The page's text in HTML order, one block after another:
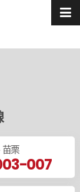
苗栗
007